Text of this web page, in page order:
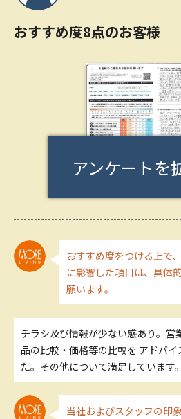
おすすめ度8点のお客様
アンケートを
おすすめ度をつける上で
に影響した項目は、具体
願います。
チラシ及び情報が少ない感あり。営
品の比較・価格等の比較を アドバイ
た。その他について満足しています。
当社およびスタッフの印